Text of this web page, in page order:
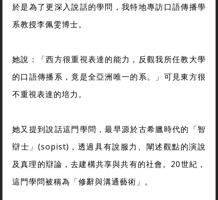
於是為了更深入說話的學問，我特地專訪口語傳播學
系教授李佩雯博士。
她說：「西方很重視表達的能力，反觀我所任教大學
的口語傳播系，竟是全亞洲唯一的系。」可見東方很
不重視表達的培力。
她又提到說話這門學問，最早源於古希臘時代的「智
辯士」(sopist)，透過具有說服力、闡述觀點的演說
及真理的辯論，去建構共享與共有的社會。20世紀，
這門學問被稱為「修辭與溝通藝術」。